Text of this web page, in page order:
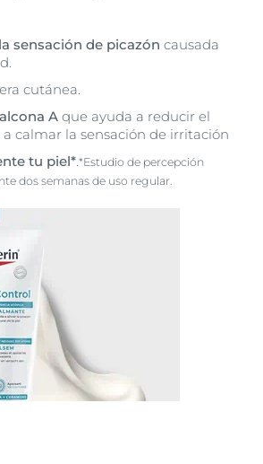
sensación de picazón causada
cutánea.
A que ayuda a reducir el
calmar la sensación de irritación
tu piel*.*Estudio de percepción
dos semanas de uso regular.